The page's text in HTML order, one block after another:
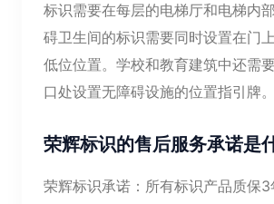
标识需要在每层的电梯厅和电梯内
碍卫生间的标识需要同时设置在门
低位位置。学校和教育建筑中还需
口处设置无障碍设施的位置指引牌。
荣辉标识的售后服务承诺是
荣辉标识承诺：所有标识产品质保